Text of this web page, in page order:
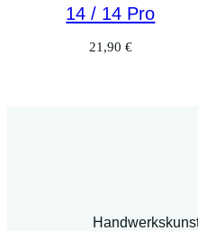
14 / 14 Pro
21,90 €